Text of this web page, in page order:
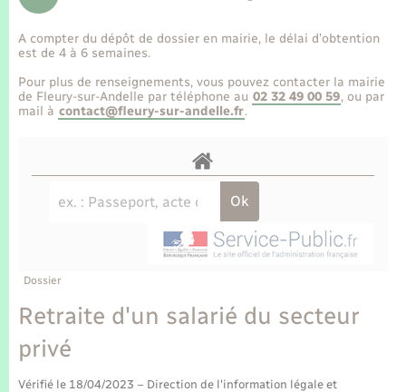
Etat-civil - Papiers - Citoyenneté
Mariage – PACS
Parrainage civil
Logement - Urbanisme
Nouvel habitant
Organisation d’événement
Sécurité - Prévention
Transports scolaires
Travaux - Autorisation d’occupation de l’espace
public
Compétences
Plan interactif
La Communauté de communes
A compter du dépôt de dossier en mairie, le délai d’obtention
est de 4 à 6 semaines.
Pour plus de renseignements, vous pouvez contacter la mairie
de Fleury-sur-Andelle par téléphone au 02 32 49 00 59, ou par
mail à contact@fleury-sur-andelle.fr.
Dossier
Retraite d'un salarié du secteur
privé
Vérifié le 18/04/2023 – Direction de l'information légale et